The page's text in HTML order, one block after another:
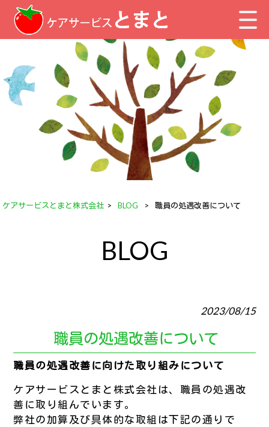
ケアサービスとまと株式会社 > BLOG > 職員の処遇改善について
BLOG
2023/08/15
職員の処遇改善について
職員の処遇改善に向けた取り組みについて
ケアサービスとまと株式会社は、職員の処遇改
善に取り組んでいます。
弊社の加算及び具体的な取組は下記の通りで